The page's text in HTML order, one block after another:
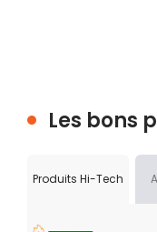
Les bons
Produits Hi-Tech